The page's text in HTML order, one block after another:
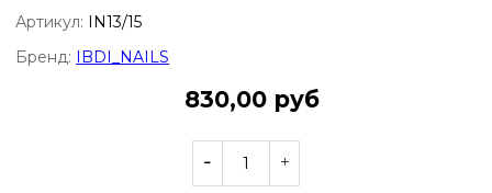
Артикул: IN13/15
Бренд:
IBDI_NAILS
830,00 руб